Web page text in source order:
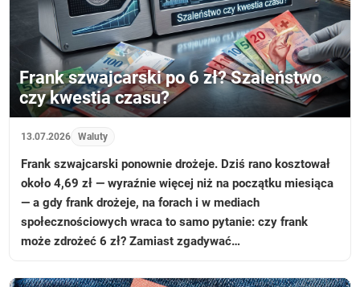
Frank szwajcarski po 6 zł? Szaleństwo
czy kwestia czasu?
13.07.2026 Waluty
Frank szwajcarski ponownie drożeje. Dziś rano kosztował
około 4,69 zł — wyraźnie więcej niż na początku miesiąca
— a gdy frank drożeje, na forach i w mediach
społecznościowych wraca to samo pytanie: czy frank
może zdrożeć 6 zł? Zamiast zgadywać…